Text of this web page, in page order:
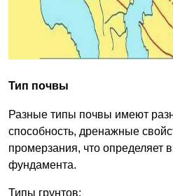
Тип почвы
Разные типы почвы имеют
способность, дренажные
промерзания, что определяет
фундамента.
Типы грунтов: